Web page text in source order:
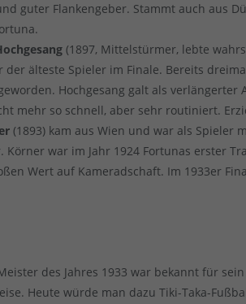
guter Flankengeber. Stammt auch aus
(1897, Mittelstürmer, lebte
der älteste Spieler im Finale. Bereits
Hochgesang galt als verlängerter
mehr so schnell, aber sehr routiniert.
(1893) kam aus Wien und war als Spieler
war im Jahr 1924 Fortunas erster
Wert auf Kameradschaft. Im 1933er
des Jahres 1933 war bekannt für sein
Heute würde man dazu Tiki-Taka-